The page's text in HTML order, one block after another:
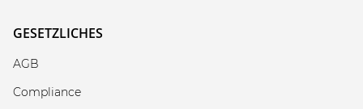
GESETZLICHES
AGB
Compliance